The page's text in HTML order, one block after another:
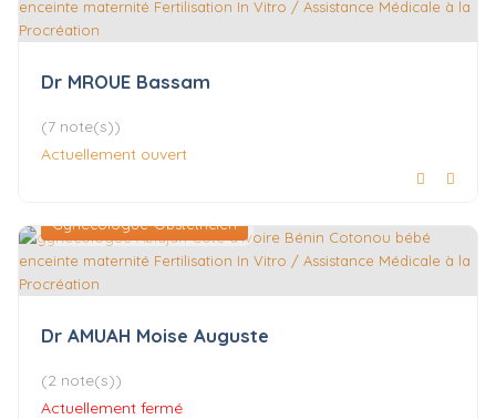
Dr MROUE Bassam
(7 note(s))
Actuellement ouvert
Gynécologue-Obstétricien
Dr AMUAH Moise Auguste
(2 note(s))
Actuellement fermé